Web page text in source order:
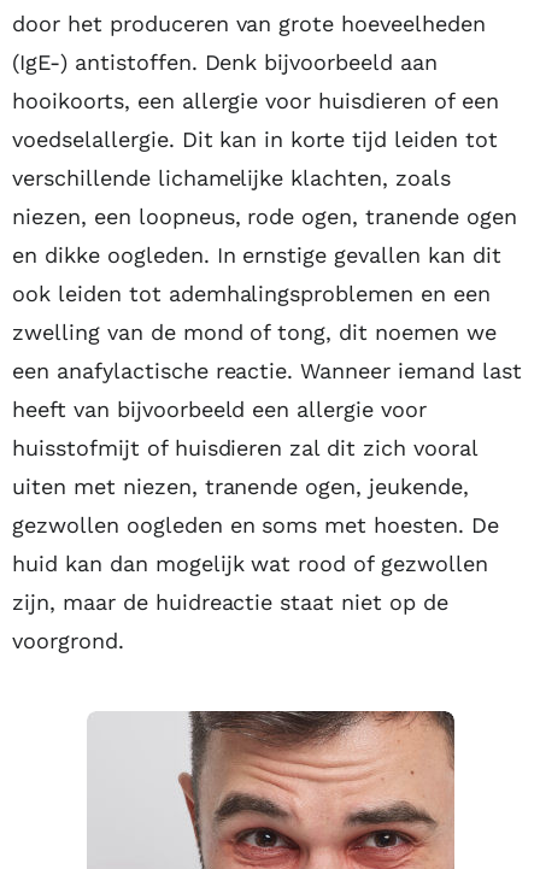
door het produceren van grote hoeveelheden
(IgE-) antistoffen. Denk bijvoorbeeld aan
hooikoorts, een allergie voor huisdieren of een
voedselallergie. Dit kan in korte tijd leiden tot
verschillende lichamelijke klachten, zoals
niezen, een loopneus, rode ogen, tranende ogen
en dikke oogleden. In ernstige gevallen kan dit
ook leiden tot ademhalingsproblemen en een
zwelling van de mond of tong, dit noemen we
een anafylactische reactie. Wanneer iemand last
heeft van bijvoorbeeld een allergie voor
huisstofmijt of huisdieren zal dit zich vooral
uiten met niezen, tranende ogen, jeukende,
gezwollen oogleden en soms met hoesten. De
huid kan dan mogelijk wat rood of gezwollen
zijn, maar de huidreactie staat niet op de
voorgrond.